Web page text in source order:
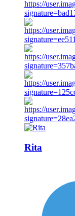
Rita